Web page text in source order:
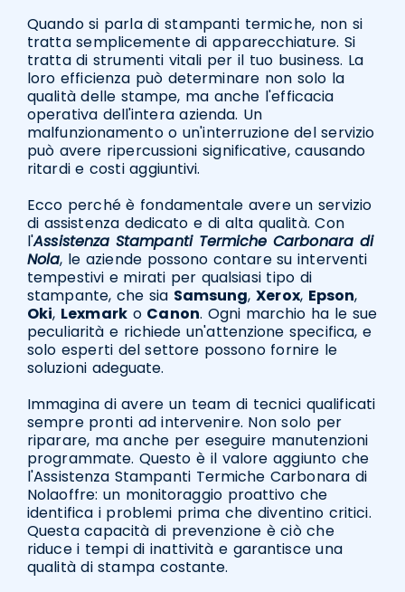
Quando si parla di stampanti termiche, non si
tratta semplicemente di apparecchiature. Si
tratta di strumenti vitali per il tuo business. La
loro efficienza può determinare non solo la
qualità delle stampe, ma anche l'efficacia
operativa dell'intera azienda. Un
malfunzionamento o un'interruzione del servizio
può avere ripercussioni significative, causando
ritardi e costi aggiuntivi.
Ecco perché è fondamentale avere un servizio
di assistenza dedicato e di alta qualità. Con
l'Assistenza Stampanti Termiche Carbonara di
Nola, le aziende possono contare su interventi
tempestivi e mirati per qualsiasi tipo di
stampante, che sia Samsung,Xerox, Epson,
Oki, Lexmarko Canon. Ogni marchio ha le sue
peculiarità e richiede un'attenzione specifica, e
solo esperti del settore possono fornire le
soluzioni adeguate.
Immagina di avere un team di tecnici qualificati
sempre pronti ad intervenire. Non solo per
riparare, ma anche per eseguire manutenzioni
programmate. Questo è il valore aggiunto che
l'Assistenza Stampanti Termiche Carbonara di
Nolaoffre: un monitoraggio proattivo che
identifica i problemi prima che diventino critici.
Questa capacità di prevenzione è ciò che
riduce i tempi di inattività e garantisce una
qualità di stampa costante.